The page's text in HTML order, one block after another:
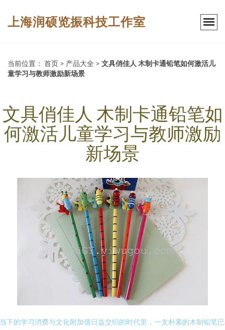
上海润硕览振科技工作室
当前位置： 首页 > 产品大全 > 文具俏佳人 木制卡通铅笔如何激活儿
童学习与教师激励新场景
文具俏佳人 木制卡通铅笔如
何激活儿童学习与教师激励
新场景
下的学习消费与文化附加值日益交织的时代里，一支朴素的木制铅笔